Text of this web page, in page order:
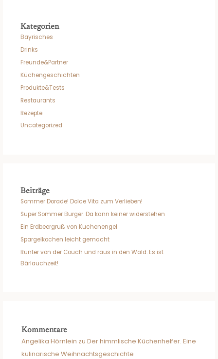
Kategorien
Bayrisches
Drinks
Freunde&Partner
Küchengeschichten
Produkte&Tests
Restaurants
Rezepte
Uncategorized
Beiträge
Sommer Dorade! Dolce Vita zum Verlieben!
Super Sommer Burger. Da kann keiner widerstehen
Ein Erdbeergruß von Kuchenengel
Spargelkochen leicht gemacht
Runter von der Couch und raus in den Wald. Es ist
Bärlauchzeit!
Kommentare
Angelika Hörnlein zuDer himmlische Küchenhelfer. Eine
kulinarische Weihnachtsgeschichte